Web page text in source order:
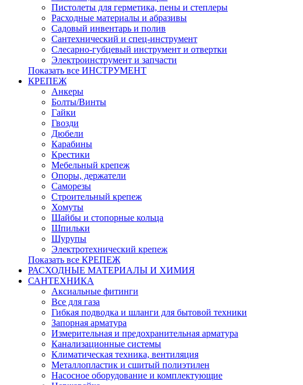
Пистолеты для герметика, пены и степлеры
Расходные материалы и абразивы
Садовый инвентарь и полив
Сантехнический и спец-инструмент
Слесарно-губцевый инструмент и отвертки
Электроинструмент и запчасти
Показать все ИНСТРУМЕНТ
КРЕПЕЖ
Анкеры
Болты/Винты
Гайки
Гвозди
Дюбели
Карабины
Крестики
Мебельный крепеж
Опоры, держатели
Саморезы
Строительный крепеж
Хомуты
Шайбы и стопорные кольца
Шпильки
Шурупы
Электротехнический крепеж
Показать все КРЕПЕЖ
РАСХОДНЫЕ МАТЕРИАЛЫ И ХИМИЯ
САНТЕХНИКА
Аксиальные фитинги
Все для газа
Гибкая подводка и шланги для бытовой техники
Запорная арматура
Измерительная и предохранительная арматура
Канализационные системы
Климатическая техника, вентиляция
Металлопластик и сшитый полиэтилен
Насосное оборудование и комплектующие